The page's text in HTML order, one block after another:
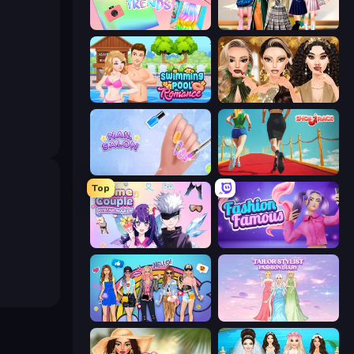
Holographic Trends Back To School: Uniforms Edition
Swimming Pool Romance Autumn Glam Gala
Nail Salon Shoe Race
Top
Anime Couple: Avatar Maker Fashion Famous
College Girls Team Makeover Tailor Stylist: Fashion Diary